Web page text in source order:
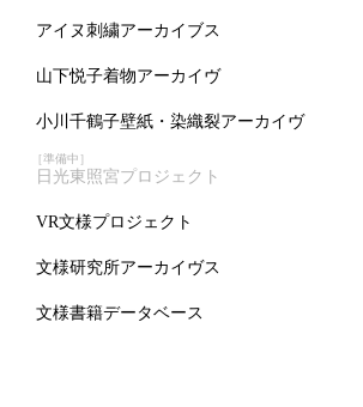
アイヌ刺繍アーカイブス
山下悦子着物アーカイヴ
小川千鶴子壁紙・染織裂アーカイヴ
［準備中］
日光東照宮プロジェクト
VR文様プロジェクト
文様研究所アーカイヴス
文様書籍データベース